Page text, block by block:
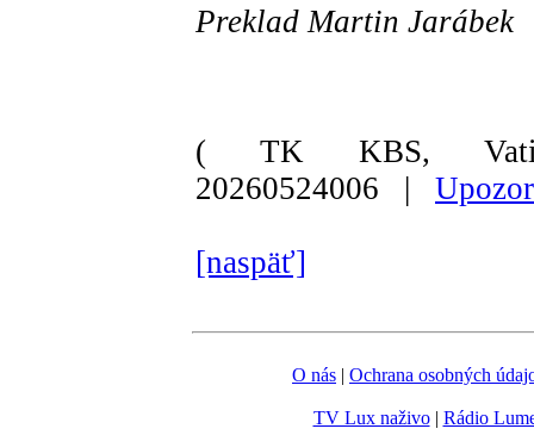
Preklad Martin Jarábek
( TK KBS,
20260524006 |
[naspäť]
O nás | Ochrana osobných
TV Lux naživo| Rádio